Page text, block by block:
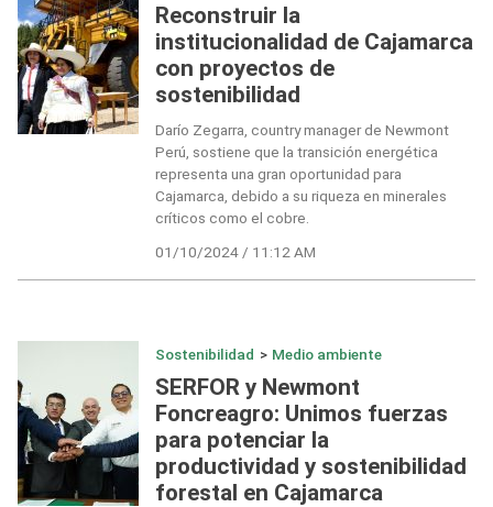
Reconstruir la
institucionalidad de Cajamarca
con proyectos de
sostenibilidad
Darío Zegarra, country manager de Newmont
Perú, sostiene que la transición energética
representa una gran oportunidad para
Cajamarca, debido a su riqueza en minerales
críticos como el cobre.
01/10/2024 / 11:12 AM
Sostenibilidad > Medio ambiente
SERFOR y Newmont
Foncreagro: Unimos fuerzas
para potenciar la
productividad y sostenibilidad
forestal en Cajamarca